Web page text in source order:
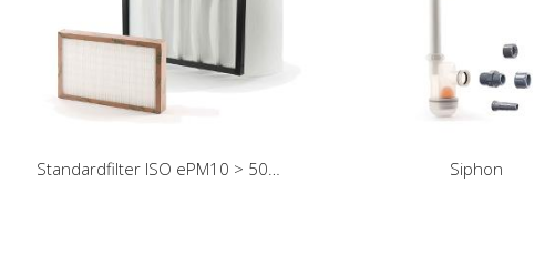
Standardfilter ISO ePM10 > 50% (M5) Siphon